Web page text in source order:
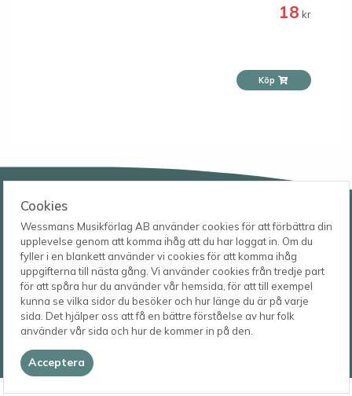
Cookies
Wessmans Musikförlag AB använder cookies för att förbättra din
upplevelse genom att komma ihåg att du har loggat in. Om du
fyller i en blankett använder vi cookies för att komma ihåg
uppgifterna till nästa gång. Vi använder cookies från tredje part
för att spåra hur du använder vår hemsida, för att till exempel
kunna se vilka sidor du besöker och hur länge du är på varje
sida. Det hjälper oss att få en bättre förståelse av hur folk
använder vår sida och hur de kommer in på den.
Acceptera
18 kr
Köp
Wessmans Musikförlag AB
Leverans- och besöksadress
Bingebygatan 11 B
621 41 VISBY
Postadress
Box 1253
621 23 VISBY
Telefon
0498-22 61 32
E-post
order@wessmans.com
© 2026
Wessmans Musikförlag AB
2026.4.1.22754